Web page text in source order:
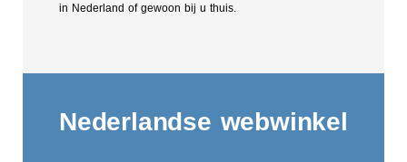
in Nederland of gewoon bij u thuis.
Nederlandse webwinkel